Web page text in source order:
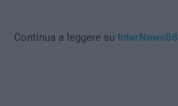
Continua a leggere su InterNews08